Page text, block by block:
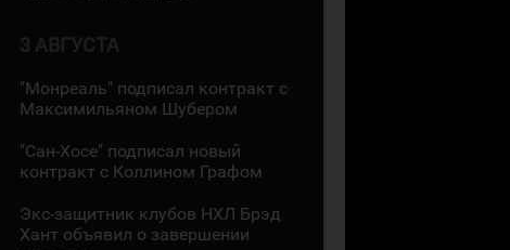
3 АВГУСТА
"Монреаль" подписал контракт с
Максимильяном Шубером
"Сан-Хосе" подписал новый
контракт с Коллином Графом
Экс-защитник клубов НХЛ Брэд
Хант объявил о завершении